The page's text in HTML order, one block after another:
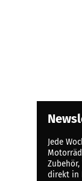
Jede
direkt in